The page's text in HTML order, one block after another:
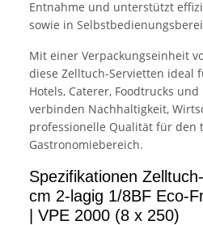
Entnahme und unterstützt
sowie in
Mit einer Verpackungseinheit
diese Zelltuch-Servietten ideal
Hotels, Caterer, Foodtrucks
verbinden Nachhaltigkeit,
professionelle Qualität für den
Gastronomiebereich.
Spezifikationen
cm 2-lagig 1/8BF Eco-
| VPE 2000 (8 x 250)